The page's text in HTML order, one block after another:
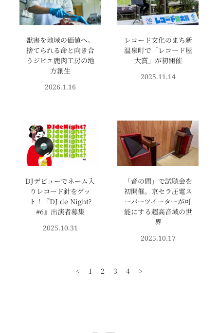
獣害を地域の価値へ。
捨てられる命と向き合
うジビエ鹿肉工房の地
方創生
2026.1.16
レコード文化のまち新
温泉町で「レコード屋
大賞」が初開催
2025.11.14
DJデビューでネーム入
りレコード針をゲッ
ト！『DJ de Night?
#6』出演者募集
2025.10.31
「音の間」で試聴会を
初開催。京セラ圧電ス
ーパーツイーターが可
能にする超高音域の世
界
2025.10.17
< 1 2 3 4 >